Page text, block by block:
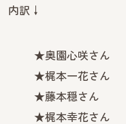
内訳↓
★奥園心咲さん
★梶本一花さん
★藤本穏さん
★梶本幸花さん